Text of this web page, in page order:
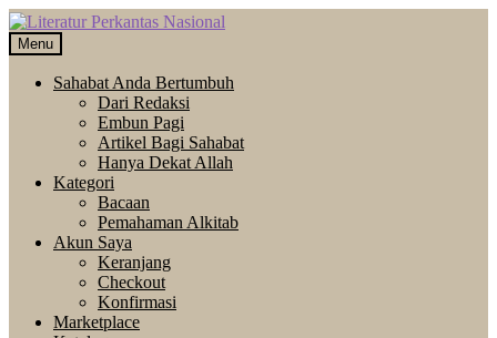
Skip
to
navigation
Langsung
ke
isi
Menu
Sahabat Anda Bertumbuh
Dari Redaksi
Embun Pagi
Artikel Bagi Sahabat
Hanya Dekat Allah
Kategori
Bacaan
Pemahaman Alkitab
Akun Saya
Keranjang
Checkout
Konfirmasi
Marketplace